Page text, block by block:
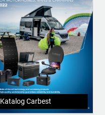
Katalog Carbest